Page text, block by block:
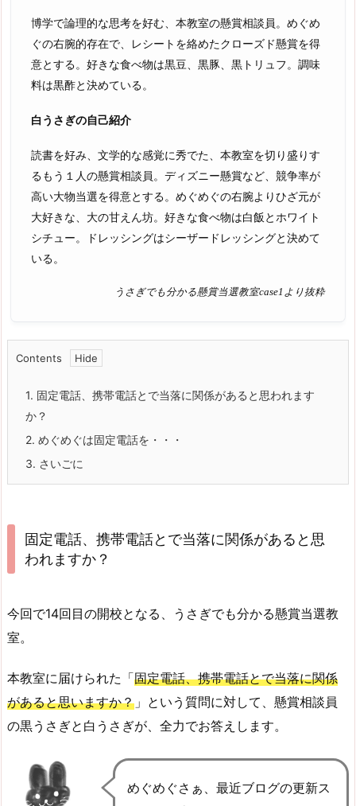
博学で論理的な思考を好む、本教室の懸賞相談員。めぐめ
ぐの右腕的存在で、レシートを絡めたクローズド懸賞を得
意とする。好きな食べ物は黒豆、黒豚、黒トリュフ。調味
料は黒酢と決めている。
白うさぎの自己紹介
読書を好み、文学的な感覚に秀でた、本教室を切り盛りす
るもう１人の懸賞相談員。ディズニー懸賞など、競争率が
高い大物当選を得意とする。めぐめぐの右腕よりひざ元が
大好きな、大の甘えん坊。好きな食べ物は白飯とホワイト
シチュー。ドレッシングはシーザードレッシングと決めて
いる。
うさぎでも分かる懸賞当選教室case1より抜粋
Contents
1. 固定電話、携帯電話とで当落に関係があると思われます
か？
2. めぐめぐは固定電話を・・・
3. さいごに
固定電話、携帯電話とで当落に関係があると思
われますか？
今回で14回目の開校となる、うさぎでも分かる懸賞当選教
室。
本教室に届けられた「固定電話、携帯電話とで当落に関係
があると思いますか？ 」という質問に対して、懸賞相談員
の黒うさぎと白うさぎが、全力でお答えします。
めぐめぐさぁ、最近ブログの更新ス